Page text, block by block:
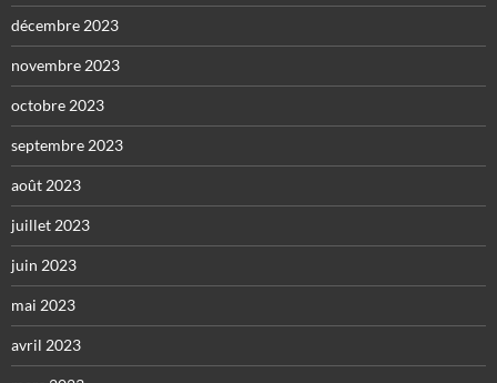
décembre 2023
novembre 2023
octobre 2023
septembre 2023
août 2023
juillet 2023
juin 2023
mai 2023
avril 2023